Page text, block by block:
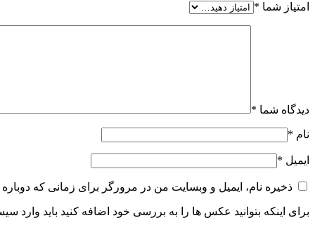
امتیاز شما *
دیدگاه شما *
نام *
ایمیل *
ذخیره نام، ایمیل و وبسایت من در مرورگر برای زمانی که
برای اینکه بتوانید عکس ها را به بررسی خود اضافه کنید باید وارد